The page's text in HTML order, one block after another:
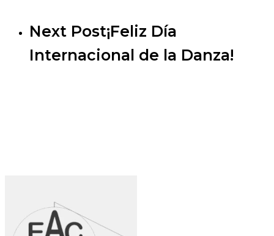
Next Post¡Feliz Día
Internacional de la Danza!